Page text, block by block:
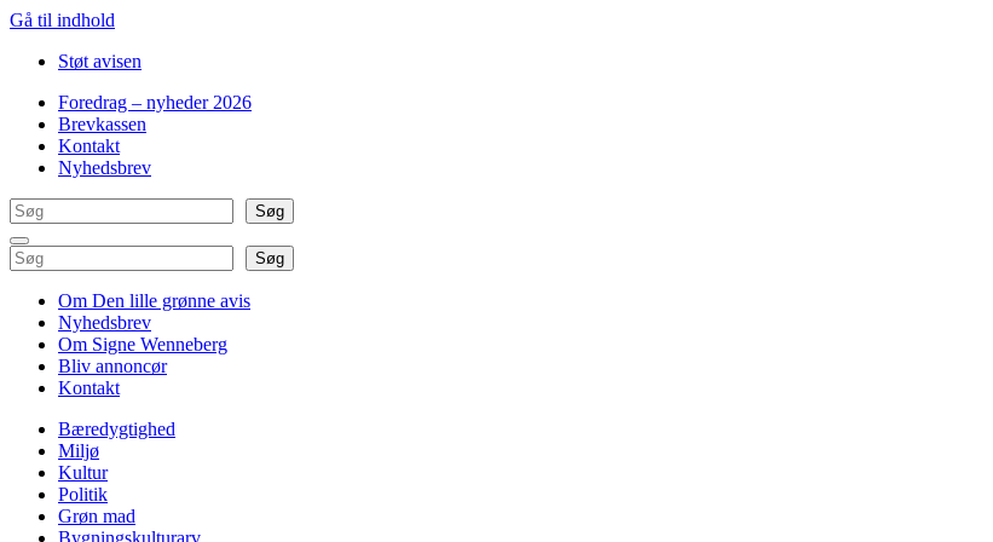
Gå til indhold
Støt avisen
Foredrag – nyheder 2026
Brevkassen
Kontakt
Nyhedsbrev
Søg
Søg
Søg Søg
Om Den lille grønne avis
Nyhedsbrev
Om Signe Wenneberg
Bliv annoncør
Kontakt
Bæredygtighed
Miljø
Kultur
Politik
Grøn mad
Bygningskulturarv